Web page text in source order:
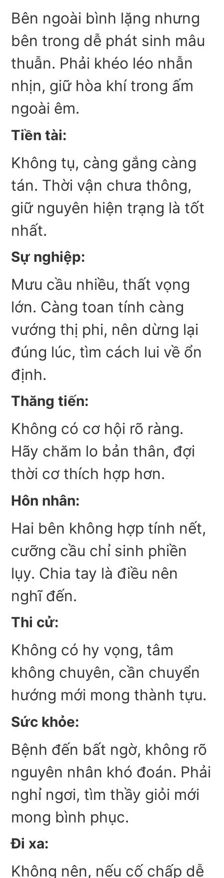
Bên ngoài bình lặng nhưng
bên trong dễ phát sinh mâu
thuẫn. Phải khéo léo nhẫn
nhịn, giữ hòa khí trong ấm
ngoài êm.
Tiền tài:
Không tụ, càng gắng càng
tán. Thời vận chưa thông,
giữ nguyên hiện trạng là tốt
nhất.
Sự nghiệp:
Mưu cầu nhiều, thất vọng
lớn. Càng toan tính càng
vướng thị phi, nên dừng lại
đúng lúc, tìm cách lui về ổn
định.
Thăng tiến:
Không có cơ hội rõ ràng.
Hãy chăm lo bản thân, đợi
thời cơ thích hợp hơn.
Hôn nhân:
Hai bên không hợp tính nết,
cưỡng cầu chỉ sinh phiền
lụy. Chia tay là điều nên
nghĩ đến.
Thi cử:
Không có hy vọng, tâm
không chuyên, cần chuyển
hướng mới mong thành tựu.
Sức khỏe:
Bệnh đến bất ngờ, không rõ
nguyên nhân khó đoán. Phải
nghỉ ngơi, tìm thầy giỏi mới
mong bình phục.
Đi xa:
Không nên, nếu cố chấp dễ